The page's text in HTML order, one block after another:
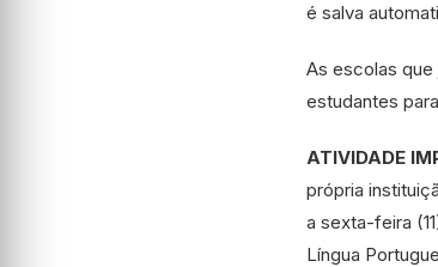
é salva
As escolas que
estudantes
ATIVIDADE
própria
a sexta-feira
Língua